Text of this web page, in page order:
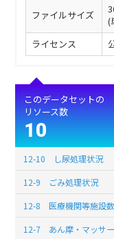
ファイルサイズ
(
ライセンス
このデータセットの
リソース数
10
12-10 し尿処理状況
12-9 ごみ処理状況
12-8 医療機関等施設数
12-7 あん摩・マッサ